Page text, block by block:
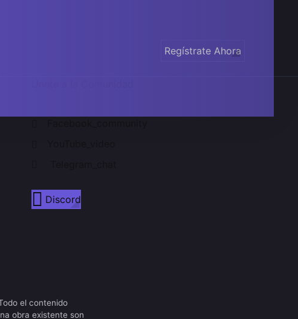
Regístrate Ahora
Discord
el contenido
obra existente son